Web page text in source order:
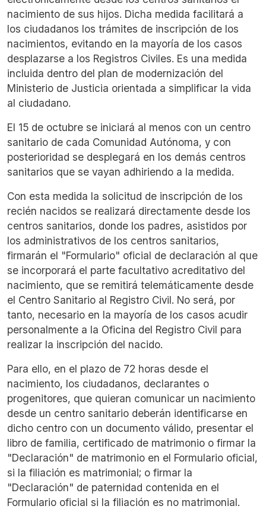
nacimiento de sus hijos. Dicha medida facilitará a
los ciudadanos los trámites de inscripción de los
nacimientos, evitando en la mayoría de los casos
desplazarse a los Registros Civiles. Es una medida
incluida dentro del plan de modernización del
Ministerio de Justicia orientada a simplificar la vida
al ciudadano.
El 15 de octubre se iniciará al menos con un centro
sanitario de cada Comunidad Autónoma, y con
posterioridad se desplegará en los demás centros
sanitarios que se vayan adhiriendo a la medida.
Con esta medida la solicitud de inscripción de los
recién nacidos se realizará directamente desde los
centros sanitarios, donde los padres, asistidos por
los administrativos de los centros sanitarios,
firmarán el "Formulario" oficial de declaración al que
se incorporará el parte facultativo acreditativo del
nacimiento, que se remitirá telemáticamente desde
el Centro Sanitario al Registro Civil. No será, por
tanto, necesario en la mayoría de los casos acudir
personalmente a la Oficina del Registro Civil para
realizar la inscripción del nacido.
Para ello, en el plazo de 72 horas desde el
nacimiento, los ciudadanos, declarantes o
progenitores, que quieran comunicar un nacimiento
desde un centro sanitario deberán identificarse en
dicho centro con un documento válido, presentar el
libro de familia, certificado de matrimonio o firmar la
"Declaración" de matrimonio en el Formulario oficial,
si la filiación es matrimonial; o firmar la
"Declaración" de paternidad contenida en el
Formulario oficial si la filiación es no matrimonial.